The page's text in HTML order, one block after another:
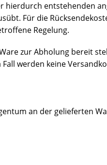
hierdurch entstehenden
Für die
Regelung.
zur Abholung bereit
werden keine
an der gelieferten